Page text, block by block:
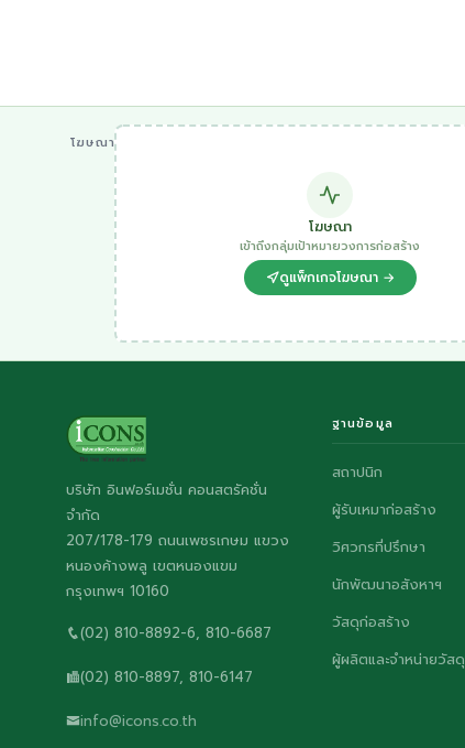
โฆษณา
โฆษณา
เข้าถึงกลุ่มเป้าหมายวงการก่อสร้าง
ดูแพ็กเกจโฆษณา →
บริษัท อินฟอร์เมชั่น คอนสตรัคชั่น
จำกัด
207/178-179 ถนนเพชรเกษม แขวง
หนองค้างพลู เขตหนองแขม
กรุงเทพฯ 10160
(02) 810-8892-6, 810-6687
(02) 810-8897, 810-6147
info@icons.co.th
ฐานข้อมูล
สถาปนิก
ผู้รับเหมาก่อสร้าง
วิศวกรที่ปรึกษา
นักพัฒนาอสังหาฯ
วัสดุก่อสร้าง
ผู้ผลิตและจำหน่ายวัสดุ